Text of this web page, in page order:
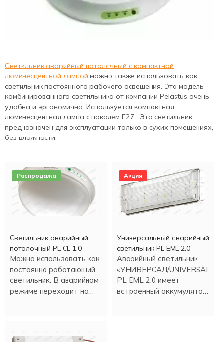
Светильник аварийный потолочный с компактной
люминесцентной лампой можно также использовать как
светильник постоянного рабочего освещения. Эта модель
комбинированного светильника от компании Pelastus очень
удобна и эргономична. Используется компактная
люминесцентная лампа с цоколем Е27. Это светильник
предназначен для эксплуатации только в сухих помещениях,
без влажности.
Распродажа
Светильник аварийный
потолочный PL CL 1.0
Можно использовать как
постоянно работающий
светильник. В аварийном
режиме переходит на
Акция
Универсальный аварийный
светильник PL EML 2.0
Аварийный светильник
«УНИВЕРСАЛ/UNIVERSAL»
PL EML 2.0 имеет
встроенный аккумулятор.